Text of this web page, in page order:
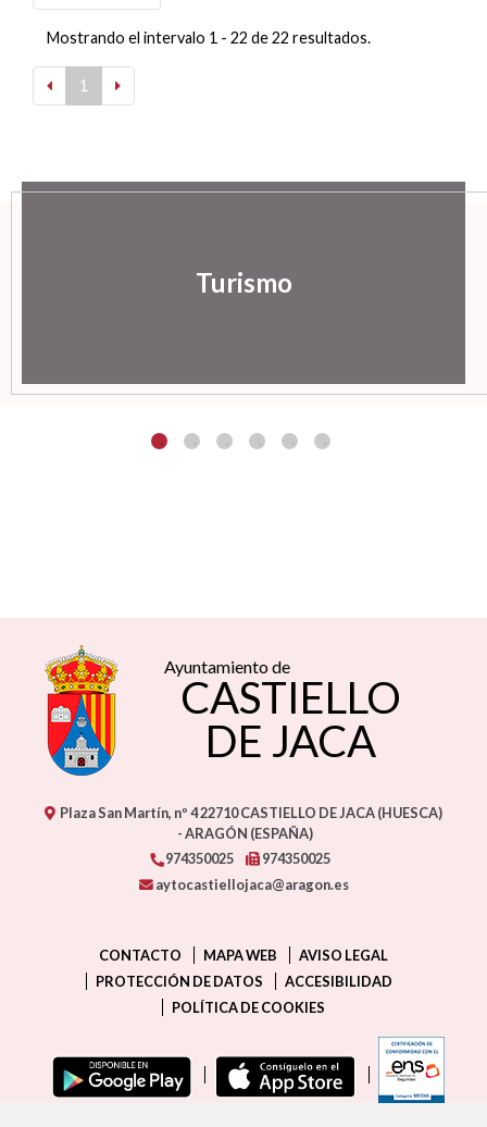
Mostrando el intervalo 1 - 22 de 22 resultados.
1
Turismo
Ayuntamiento de
CASTIELLO
DE JACA
Plaza San Martín, nº 422710CASTIELLO DE JACA (HUESCA)
- ARAGÓN (ESPAÑA)
974350025
974350025
aytocastiellojaca@aragon.es
CONTACTO MAPA WEB
AVISO LEGAL
PROTECCIÓN DE DATOS
ACCESIBILIDAD
POLÍTICA DE COOKIES